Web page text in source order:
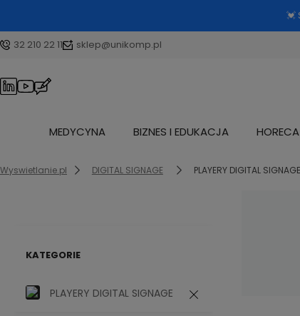
💓
32 210 22 11 sklep@unikomp.pl
MEDYCYNA BIZNES I EDUKACJA
Wyswietlanie.pl DIGITAL SIGNAGE PLAYERY DIGITAL SIGNAGE
KATEGORIE
PLAYERY DIGITAL SIGNAGE